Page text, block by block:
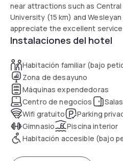
near attractions such as
University (15 km) and
appreciate the excellent
Instalaciones del hotel
Habitación familiar (bajo
Zona de desayuno
Máquinas expendedoras
Centro de negocios
Wifi gratuito
Parking
Gimnasio
Piscina interior
Habitación accesible (bajo